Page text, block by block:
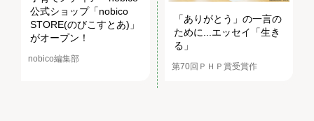
公式ショップ「nobico
STORE(のびこすとあ)」
がオープン！
nobico編集部
「ありがとう」の一言の
ために...エッセイ「生き
る」
第70回ＰＨＰ賞受賞作